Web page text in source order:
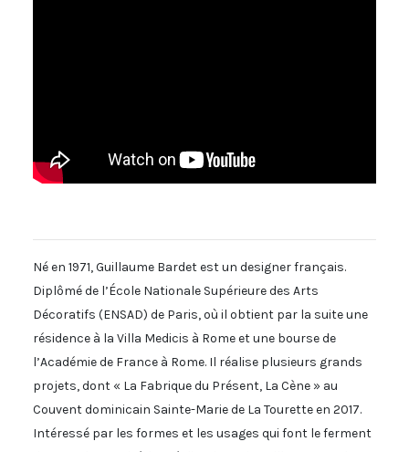
Né en 1971, Guillaume Bardet est un designer français.
Diplômé de l’École Nationale Supérieure des Arts
Décoratifs (ENSAD) de Paris, où il obtient par la suite une
résidence à la Villa Medicis à Rome et une bourse de
l’Académie de France à Rome. Il réalise plusieurs grands
projets, dont « La Fabrique du Présent, La Cène » au
Couvent dominicain Sainte-Marie de La Tourette en 2017.
Intéressé par les formes et les usages qui font le ferment